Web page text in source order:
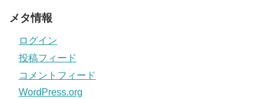
メタ情報
ログイン
投稿フィード
コメントフィード
WordPress.org